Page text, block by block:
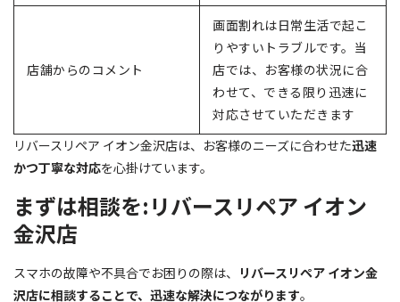
店舗からのコメント
画面割れは日常生活で起こ
りやすいトラブルです。当
店では、お客様の状況に合
わせて、できる限り迅速に
対応させていただきます
リバースリペア イオン金沢店は、お客様のニーズに合わせた迅速
かつ丁寧な対応を心掛けています。
まずは相談を:リバースリペア イオン
金沢店
スマホの故障や不具合でお困りの際は、
リバースリペア イオン金
沢店に相談することで、迅速な解決につながります。